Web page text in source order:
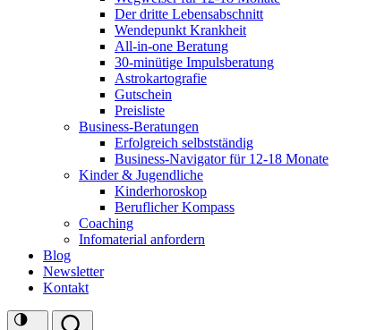
Der dritte Lebensabschnitt
Wendepunkt Krankheit
All-in-one Beratung
30-minütige Impulsberatung
Astrokartografie
Gutschein
Preisliste
Business-Beratungen
Erfolgreich selbstständig
Business-Navigator für 12-18 Monate
Kinder & Jugendliche
Kinderhoroskop
Beruflicher Kompass
Coaching
Infomaterial anfordern
Blog
Newsletter
Kontakt